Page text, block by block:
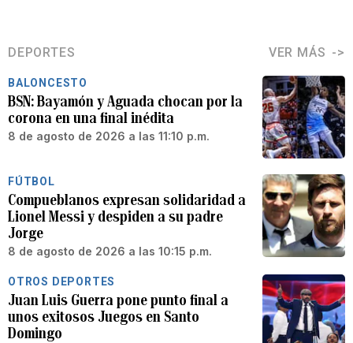
DEPORTES VER MÁS
BALONCESTO
BSN: Bayamón y Aguada chocan por la
corona en una final inédita
8 de agosto de 2026 a las 11:10 p.m.
FÚTBOL
Compueblanos expresan solidaridad a
Lionel Messi y despiden a su padre
Jorge
8 de agosto de 2026 a las 10:15 p.m.
OTROS DEPORTES
Juan Luis Guerra pone punto final a
unos exitosos Juegos en Santo
Domingo